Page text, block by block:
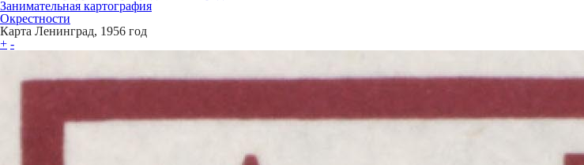
Занимательная картография
Окрестности
Карта Ленинград, 1956 год
+ -